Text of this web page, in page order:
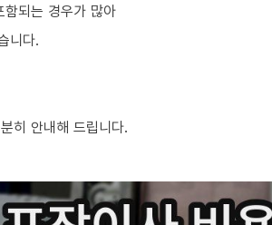
되는 경우가 많아
니다.
히 안내해 드립니다.